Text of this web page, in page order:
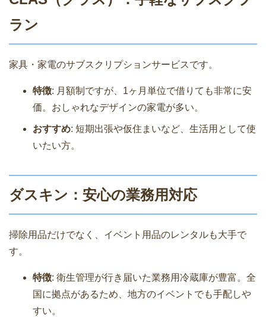
ラン
家具・家電のサブスクリプションサービスです。
特徴: 月額制ですが、1ヶ月単位で借りても非常に安
価。おしゃれなデザインの家電が多い。
おすすめ: 短期出張や仮住まいなど、生活用として使
いたい方。
ダスキン：安心の業務用対応
掃除用品だけでなく、イベント用品のレンタルも大手で
す。
特徴: 衛生管理が行き届いた業務用冷蔵庫が豊富。全
国に拠点があるため、地方のイベントでも手配しや
すい。